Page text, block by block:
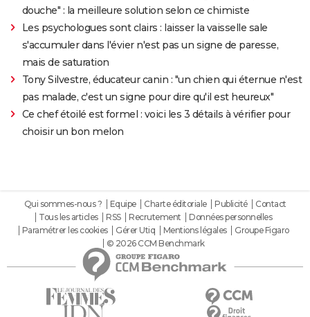
douche" : la meilleure solution selon ce chimiste
Les psychologues sont clairs : laisser la vaisselle sale
s'accumuler dans l'évier n'est pas un signe de paresse,
mais de saturation
Tony Silvestre, éducateur canin : "un chien qui éternue n'est
pas malade, c'est un signe pour dire qu'il est heureux"
Ce chef étoilé est formel : voici les 3 détails à vérifier pour
choisir un bon melon
Qui sommes-nous ? Equipe Charte éditoriale Publicité
Contact
Tous les articles
RSS Recrutement
Données personnelles
Paramétrer les cookies
Gérer Utiq Mentions légales
Groupe Figaro
© 2026 CCM Benchmark